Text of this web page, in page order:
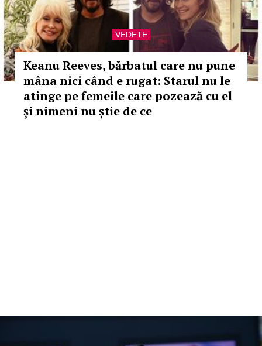
VEDETE
Keanu Reeves, bărbatul care nu pune
mâna nici când e rugat: Starul nu le
atinge pe femeile care pozează cu el
și nimeni nu știe de ce